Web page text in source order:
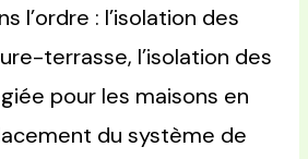
l’ordre : l’isolation des
terrasse, l’isolation des
pour les maisons en
du système de